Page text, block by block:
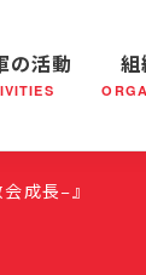
救世軍
の活動
社会鍋
組織概要
成長−』